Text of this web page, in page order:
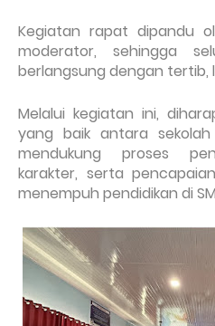
Kegiatan rapat dipandu
moderator, sehingga
berlangsung dengan tertib,
Melalui kegiatan ini,
yang baik antara
mendukung proses
karakter, serta
menempuh pendidikan di